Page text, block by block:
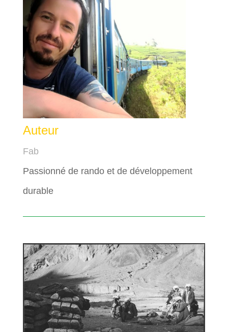
Auteur
Fab
Passionné de rando et de développement
durable